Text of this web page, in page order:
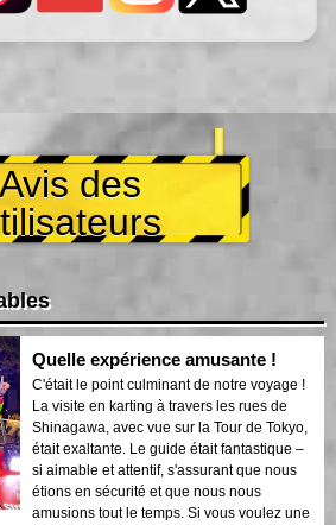
Avis des
Quelle expérience amusante !
C'était le point culminant de notre voyage !
La visite en karting à travers les rues de
Shinagawa, avec vue sur la Tour de Tokyo,
était exaltante. Le guide était fantastique –
si aimable et attentif, s'assurant que nous
étions en sécurité et que nous nous
amusions tout le temps. Si vous voulez une